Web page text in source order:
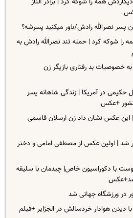
پسر نصرالله رادش/باور میکنید پسرشه؟
را شوکه کرد | ‌حمله تند نصرالله رادش به
خصوصیات بد رفتاری بازیگر زن
حکیمی در آمریکا | زندگی شاهانه پسر
کشور +عکس
| این عکس نشان داد زن ارسلان قاسمی
شد | اولین عکس از مصطفی امامی و دختر
با دکوراسیون خاص| چیدمان با سلیقه
در ورزشگاه جهانی شد
دیدن هوادار خردسالش در الجزایر +فیلم